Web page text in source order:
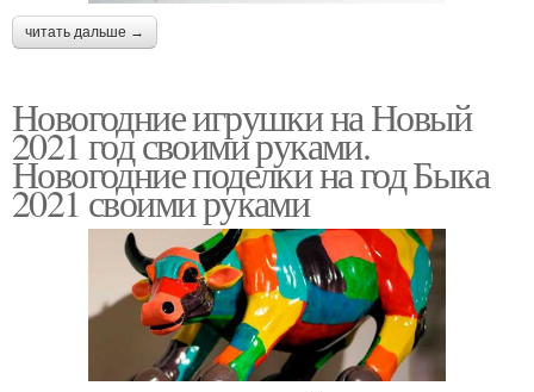
читать дальше →
Новогодние игрушки на Новый
2021 год своими руками.
Новогодние поделки на год Быка
2021 своими руками